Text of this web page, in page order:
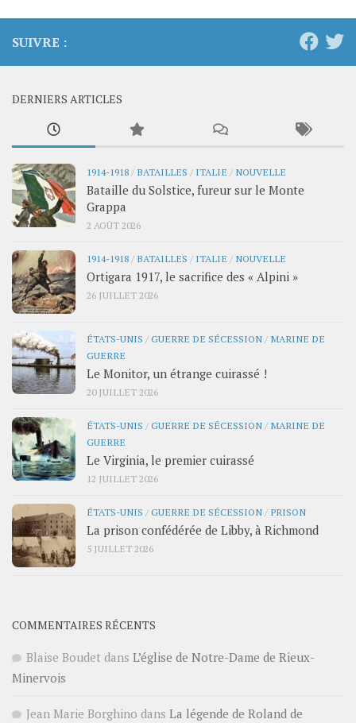
SUIVRE :
DERNIERS ARTICLES
1914-1918/ BATAILLES / ITALIE / NOUVELLE
Bataille du Solstice, fureur sur le Monte
Grappa
2 AOÛT 2026
1914-1918/ BATAILLES / ITALIE / NOUVELLE
Ortigara 1917, le sacrifice des « Alpini »
26 JUILLET 2026
ÉTATS-UNIS /GUERRE DE SÉCESSION/ MARINE DE
GUERRE
Le Monitor, un étrange cuirassé !
20 JUILLET 2026
ÉTATS-UNIS /GUERRE DE SÉCESSION/ MARINE DE
GUERRE
Le Virginia, le premier cuirassé
12 JUILLET 2026
ÉTATS-UNIS /GUERRE DE SÉCESSION/ PRISON
La prison confédérée de Libby, à Richmond
5 JUILLET 2026
COMMENTAIRES RÉCENTS
Blaise Boudet dans L’église de Notre-Dame de Rieux-
Minervois
Jean Marie Borghino dans La légende de Roland de